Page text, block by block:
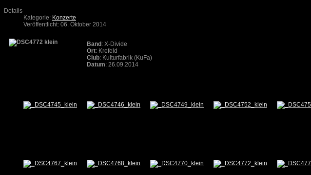
Details
Kategorie: Konzerte
Veröffentlicht: 06. Oktober 2014
Band : X-Divide
Ort: Krefeld
Club: Kulturfabrik (KuFa)
Datum: 26.09.2014